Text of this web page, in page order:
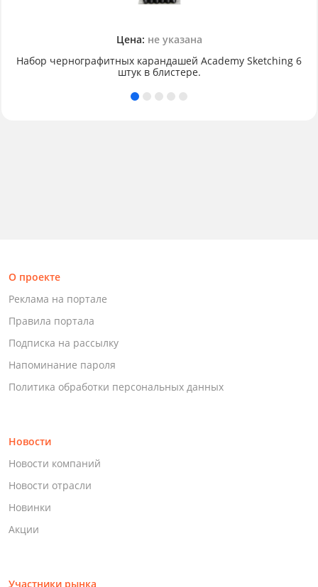
Цена: не указана
Набор чернографитных карандашей Academy Sketching 6
штук в блистере.
О проекте
Реклама на портале
Правила портала
Подписка на рассылку
Напоминание пароля
Политика обработки персональных данных
Новости
Новости компаний
Новости отрасли
Новинки
Акции
Участники рынка